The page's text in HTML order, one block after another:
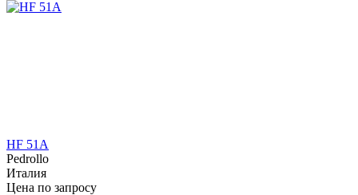
HF 51A
Pedrollo
Италия
Цена по запросу